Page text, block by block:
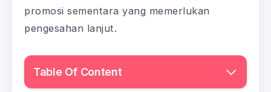
promosi sementara yang memerlukan
pengesahan lanjut.
Table Of Content